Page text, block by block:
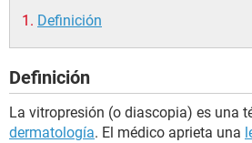
SEXUALIDAD
GLOSARIO
Definición
Definición
La vitropresión (o diascopia) es una
dermatología. El médico aprieta una